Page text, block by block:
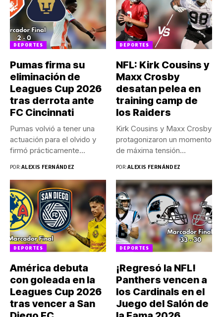
DEPORTES
Pumas firma su
eliminación de
Leagues Cup 2026
tras derrota ante
FC Cincinnati
Pumas volvió a tener una
actuación para el olvido y
firmó prácticamente...
POR:ALEXIS FERNÁNDEZ
DEPORTES
NFL: Kirk Cousins y
Maxx Crosby
desatan pelea en
training camp de
los Raiders
Kirk Cousins y Maxx Crosby
protagonizaron un momento
de máxima tensión
POR:ALEXIS FERNÁNDEZ
DEPORTES
América debuta
con goleada en la
Leagues Cup 2026
tras vencer a San
DEPORTES
¡Regresó la NFL!
Panthers vencen a
los Cardinals en el
Juego del Salón de